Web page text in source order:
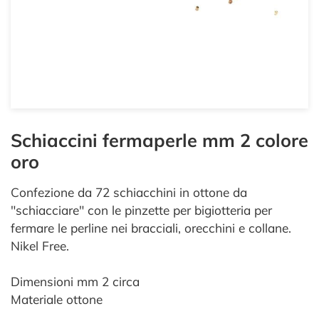
Schiaccini fermaperle mm 2 colore
oro
Confezione da 72 schiacchini in ottone da
"schiacciare" con le pinzette per bigiotteria per
fermare le perline nei bracciali, orecchini e collane.
Nikel Free.
Dimensioni mm 2 circa
Materiale ottone